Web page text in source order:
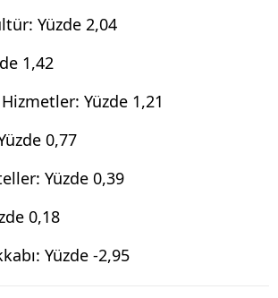
Yüzde 2,04
1,42
Yüzde 1,21
0,77
Yüzde 0,39
0,18
Yüzde -2,95